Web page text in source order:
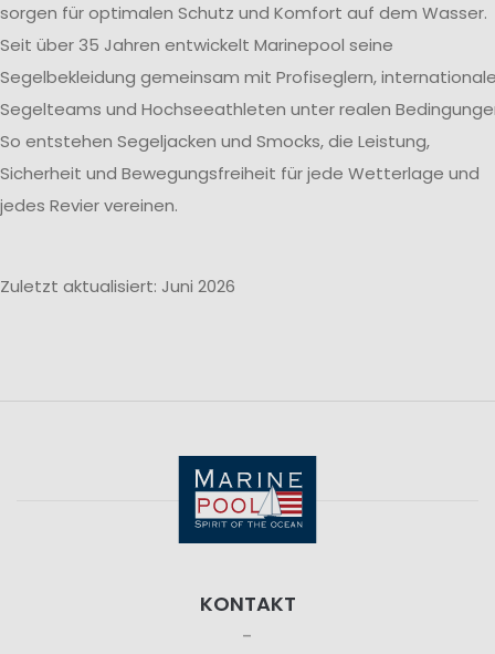
sorgen für optimalen Schutz und Komfort auf dem Wasser.
Seit über 35 Jahren entwickelt Marinepool seine
Segelbekleidung gemeinsam mit Profiseglern,
Segelteams und Hochseeathleten unter realen
So entstehen Segeljacken und Smocks, die Leistung,
Sicherheit und Bewegungsfreiheit für jede Wetterlage und
jedes Revier vereinen.
Zuletzt aktualisiert: Juni 2026
KONTAKT